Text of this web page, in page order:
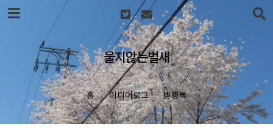
본문 바로가기
울지않는벌새
홈 미디어로그 방명록